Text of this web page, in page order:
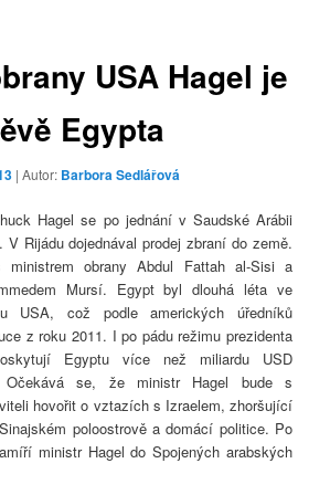
USA Hagel je
Egypta
| Autor: Barbora Sedlářová
Hagel se po jednání v Saudské Arábii
V Rijádu dojednával prodej zbraní do země.
obrany Abdul Fattah al-Sisi a
Mursí. Egypt byl dlouhá léta ve
USA, což podle amerických úředníků
z roku 2011. I po pádu režimu prezidenta
Egyptu více než miliardu USD
Očekává se, že ministr Hagel bude s
hovořit o vztazích s Izraelem, zhoršující
poloostrově a domácí politice. Po
ministr Hagel do Spojených arabských